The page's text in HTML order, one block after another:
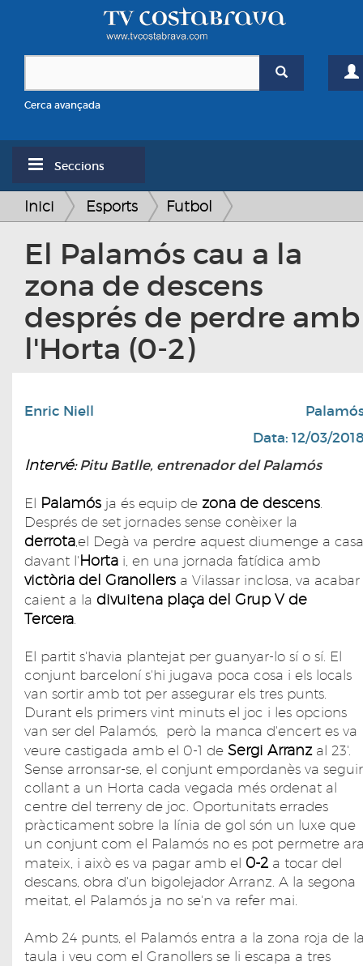
Cerca avançada
Seccions
Inici Esports Futbol
El Palamós cau a la
zona de descens
després de perdre amb
l'Horta (0-2)
Enric Niell
Data: 12/03/
Intervé:Pitu Batlle, entrenador del Palamós
El Palamós ja és equip de zona de descens.
Després de set jornades sense conèixer la
derrota,el Degà va perdre aquest diumenge a casa
davant l'Horta i, en una jornada fatídica amb
victòria del Granollers a Vilassar inclosa, va acabar
caient a la divuitena plaça del Grup V de
Tercera.
El partit s'havia plantejat per guanyar-lo sí o sí. El
conjunt barceloní s'hi jugava poca cosa i els locals
van sortir amb tot per assegurar els tres punts.
Durant els primers vint minuts el joc i les opcions
van ser del Palamós, però la manca d'encert es va
veure castigada amb el 0-1 de Sergi Arranzal 23'.
Sense arronsar-se, el conjunt empordanès va seguir
collant a un Horta cada vegada més ordenat al
centre del terreny de joc. Oportunitats errades
pràcticament sobre la línia de gol són un luxe que
un conjunt com el Palamós no es pot permetre
mateix, i això es va pagar amb el 0-2 a tocar del
descans, obra d'un bigolejador Arranz. A la segona
meitat, el Palamós ja no se'n va refer mai.
Amb 24 punts, el Palamós entra a la zona roja de
taula i veu com el Granollers se li escapa a tres